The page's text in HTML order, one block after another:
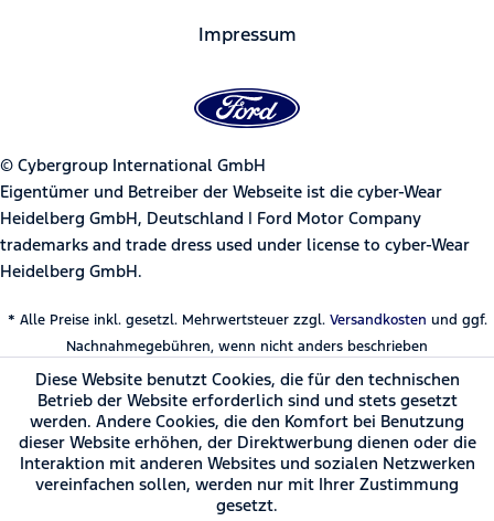
Impressum
© Cybergroup International GmbH
Eigentümer und Betreiber der Webseite ist die cyber-Wear
Heidelberg GmbH, Deutschland | Ford Motor Company
trademarks and trade dress used under license to cyber-Wear
Heidelberg GmbH.
* Alle Preise inkl. gesetzl. Mehrwertsteuer zzgl. Versandkosten und ggf.
Nachnahmegebühren, wenn nicht anders beschrieben
Diese Website benutzt Cookies, die für den technischen
Betrieb der Website erforderlich sind und stets gesetzt
werden. Andere Cookies, die den Komfort bei Benutzung
dieser Website erhöhen, der Direktwerbung dienen oder die
Interaktion mit anderen Websites und sozialen Netzwerken
vereinfachen sollen, werden nur mit Ihrer Zustimmung
gesetzt.